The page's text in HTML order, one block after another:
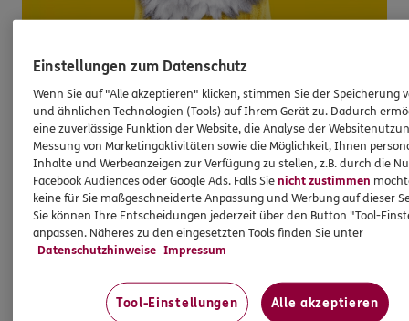
ERGO check4you: Wir behalten für Sie den
Überblick
Jetzt Lücken in Ihrer Vorsorge aufspüren.
Mehr zu Check4you
Einstellungen zum Datenschutz
Wenn Sie auf "Alle akzeptieren" klicken, stimmen Sie der Speicherung
und ähnlichen Technologien (Tools) auf Ihrem Gerät zu. Dadurch
eine zuverlässige Funktion der Website, die Analyse der
Messung von Marketingaktivitäten sowie die Möglichkeit, Ihnen
Inhalte und Werbeanzeigen zur Verfügung zu stellen, z.B. durch die
Facebook Audiences oder Google Ads. Falls Sienicht zustimmen
keine für Sie maßgeschneiderte Anpassung und Werbung auf dieser
Sie können Ihre Entscheidungen jederzeit über den Button "Tool-
anpassen. Näheres zu den eingesetzten Tools finden Sie unter
Datenschutzhinweise Impressum
Tool-Einstellungen Alle akzeptieren